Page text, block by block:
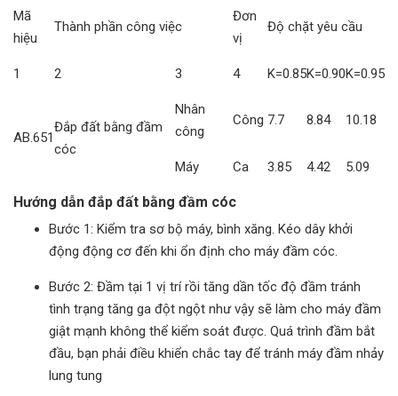
Mã
hiệu
Thành phần công việc
Đơn
vị
Độ chặt yêu cầu
1 2 3 4 K=0.85K=0.90K=0.95
AB.651
Đắp đất bằng đầm
cóc
Nhân
công
Công 7.7 8.84 10.18
Máy Ca 3.85 4.42 5.09
Hướng dẫn đắp đất bằng đầm cóc
Bước 1: Kiểm tra sơ bộ máy, bình xăng. Kéo dây khởi
động động cơ đến khi ổn định cho máy đầm cóc.
Bước 2: Đầm tại 1 vị trí rồi tăng dần tốc độ đầm tránh
tình trạng tăng ga đột ngột như vậy sẽ làm cho máy đầm
giật mạnh không thể kiểm soát được. Quá trình đầm bắt
đầu, bạn phải điều khiển chắc tay để tránh máy đầm nhảy
lung tung